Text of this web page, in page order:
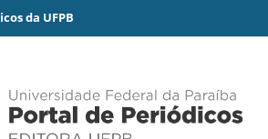
da UFPB